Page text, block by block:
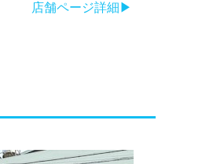
店舗ページ詳細▶